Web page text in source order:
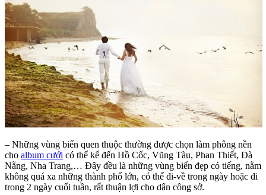
– Những vùng biển quen thuộc thường được chọn làm phông nền
cho album cưới có thể kể đến Hồ Cốc, Vũng Tàu, Phan Thiết, Đà
Nẵng, Nha Trang,… Đây đều là những vùng biển đẹp có tiếng, nằm
không quá xa những thành phố lớn, có thể đi-về trong ngày hoặc đi
trong 2 ngày cuối tuần, rất thuận lợi cho dân công sở.